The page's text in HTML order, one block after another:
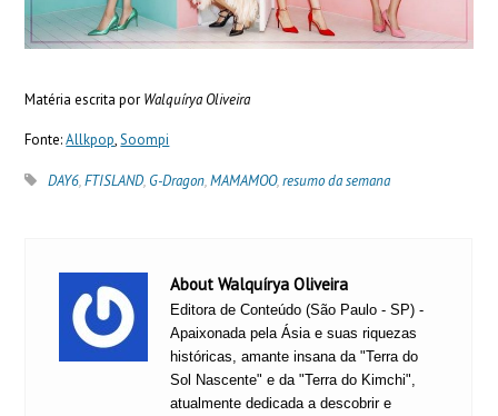
Matéria escrita por Walquírya Oliveira
Fonte:Allkpop,Soompi
DAY6,FTISLAND, G-Dragon,MAMAMOO,resumo da semana
About Walquírya Oliveira
Editora de Conteúdo (São Paulo - SP) -
Apaixonada pela Ásia e suas riquezas
históricas, amante insana da "Terra do
Sol Nascente" e da "Terra do Kimchi",
atualmente dedicada a descobrir e